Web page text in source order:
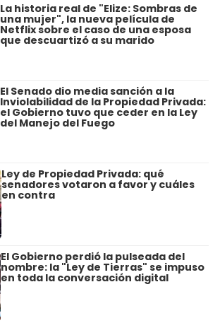
La historia real de "Elize: Sombras de
una mujer", la nueva película de
Netflix sobre el caso de una esposa
que descuartizó a su marido
El Senado dio media sanción a la
Inviolabilidad de la Propiedad Privada:
el Gobierno tuvo que ceder en la Ley
del Manejo del Fuego
Ley de Propiedad Privada: qué
senadores votaron a favor y cuáles
en contra
El Gobierno perdió la pulseada del
nombre: la "Ley de Tierras" se impuso
en toda la conversación digital